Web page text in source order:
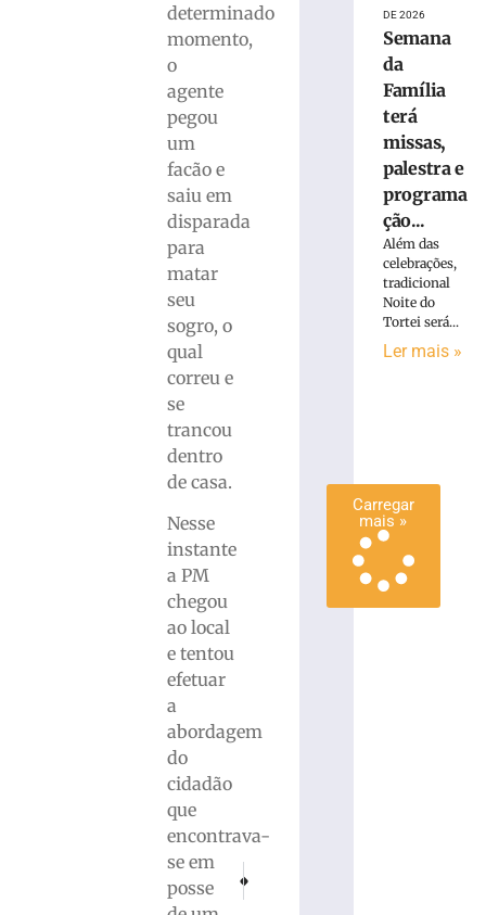
determinado
momento,
o
agente
pegou
um
facão e
saiu em
disparada
para
matar
seu
sogro, o
qual
correu e
se
trancou
dentro
de casa.
Nesse
instante
a PM
chegou
ao local
e tentou
efetuar
a
abordagem
do
cidadão
que
encontrava-
se em
posse
placas:
descobre
desmanche
clandestino
margens
VÍDEO
Carregar
mais »
DE 2026
Semana
da
Família
terá
missas,
palestra e
programa
ção...
Além das
celebrações,
tradicional
Noite do
Tortei será...
Ler mais »